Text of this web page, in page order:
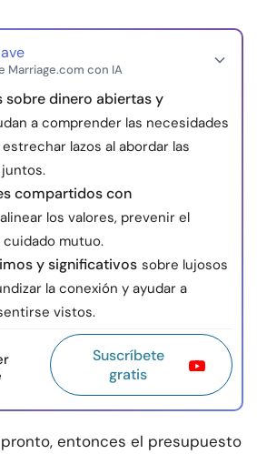
Marriage.com con IA
sobre dinero abiertas y
a comprender las necesidades
lazos al abordar las
compartidos con
los valores, prevenir el
mutuo.
y significativos sobre lujosos
la conexión y ayudar a
vistos.
Suscríbete
gratis
entonces el presupuesto